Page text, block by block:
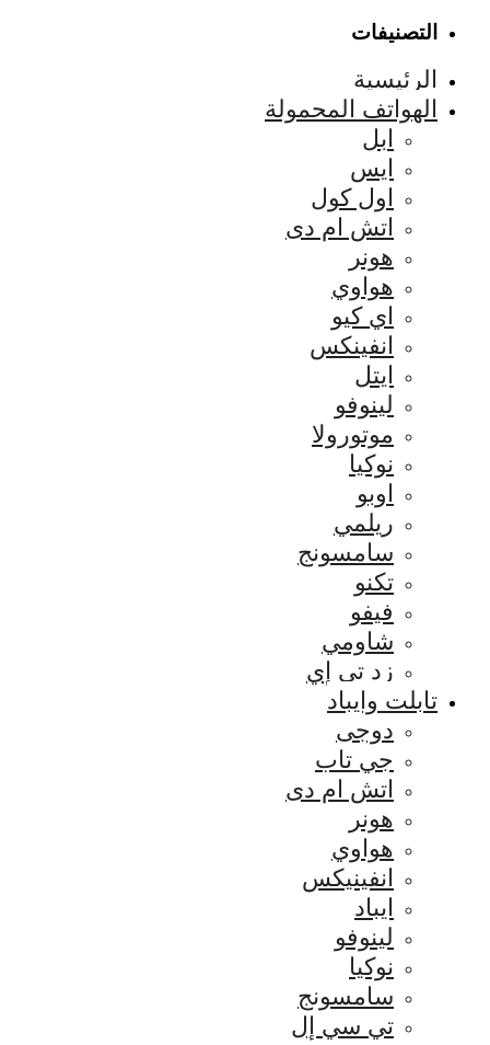
التصنيفات
الرئيسية
الهواتف المحمولة
ابل
ايس
اول كول
اتش ام دى
هونر
هواوي
اي كيو
انفينكس
ايتل
لينوفو
موتورولا
نوكيا
اوبو
ريلمي
سامسونج
تكنو
فيفو
شاومي
زد تي إي
تابلت وايباد
دوجى
جي تاب
اتش ام دى
هونر
هواوي
انفينيكس
ايباد
لينوفو
نوكيا
سامسونج
تي سي إل